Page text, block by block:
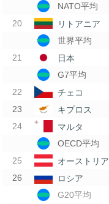
NATO平均
リトアニア
世界平均
日本
G7平均
チェコ
キプロス
マルタ
OECD平均
オーストリア
ロシア
G20平均